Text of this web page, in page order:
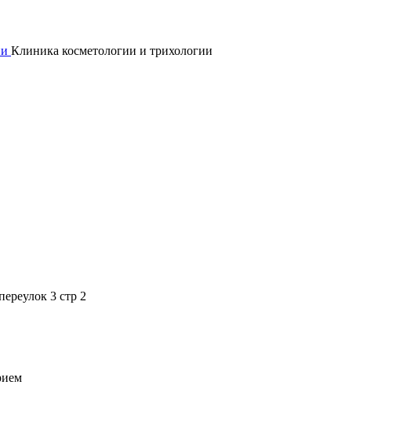
Клиника косметологии и трихологии
3 стр 2